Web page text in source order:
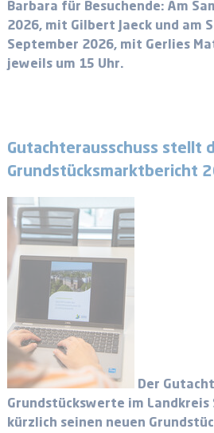
Barbara für Besuchende: Am
2026, mit Gilbert Jaeck und am
September 2026, mit Gerlies
jeweils um 15 Uhr.
Gutachterausschuss stellt
Grundstücksmarktbericht
Der
Grundstückswerte im Landkreis
kürzlich seinen neuen